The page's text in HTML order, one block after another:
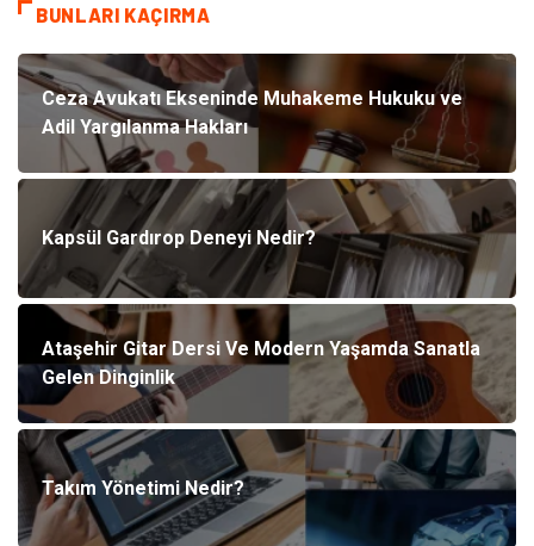
BUNLARI KAÇIRMA
Ceza Avukatı Ekseninde Muhakeme Hukuku ve
Adil Yargılanma Hakları
Kapsül Gardırop Deneyi Nedir?
Ataşehir Gitar Dersi Ve Modern Yaşamda Sanatla
Gelen Dinginlik
Takım Yönetimi Nedir?